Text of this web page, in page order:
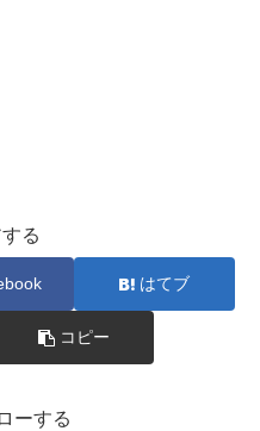
る
はてブ
コピー
ーする